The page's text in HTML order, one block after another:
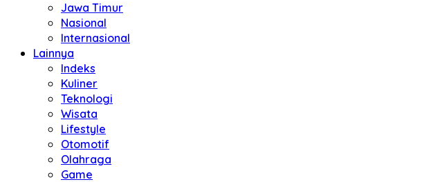
Jawa Timur
Nasional
Internasional
Lainnya
Indeks
Kuliner
Teknologi
Wisata
Lifestyle
Otomotif
Olahraga
Game